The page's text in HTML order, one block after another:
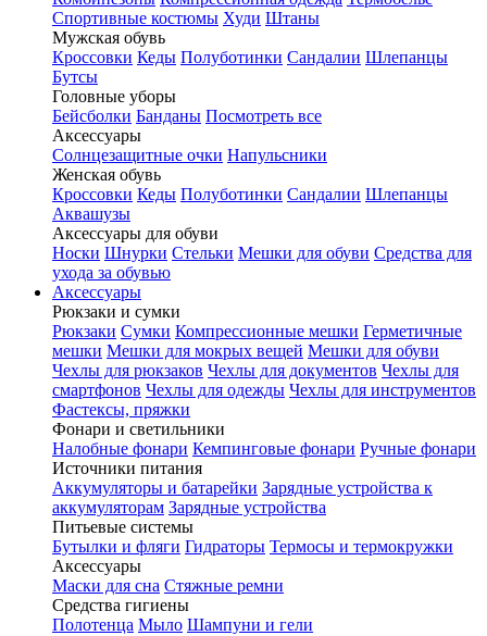
Спортивные костюмы Худи Штаны
Мужская обувь
Кроссовки Кеды Полуботинки Сандалии Шлепанцы
Бутсы
Головные уборы
Бейсболки Банданы Посмотреть все
Аксессуары
Солнцезащитные очки Напульсники
Женская обувь
Кроссовки Кеды Полуботинки Сандалии Шлепанцы
Аквашузы
Аксессуары для обуви
Носки Шнурки Стельки Мешки для обуви Средства для
ухода за обувью
Аксессуары
Рюкзаки и сумки
Рюкзаки Сумки Компрессионные мешки Герметичные
мешки Мешки для мокрых вещей Мешки для обуви
Чехлы для рюкзаков Чехлы для документов Чехлы для
смартфонов Чехлы для одежды Чехлы для инструментов
Фастексы, пряжки
Фонари и светильники
Налобные фонари Кемпинговые фонари Ручные фонари
Источники питания
Аккумуляторы и батарейки Зарядные устройства к
аккумуляторам Зарядные устройства
Питьевые системы
Бутылки и фляги Гидраторы Термосы и термокружки
Аксессуары
Маски для сна Стяжные ремни
Средства гигиены
Полотенца Мыло Шампуни и гели